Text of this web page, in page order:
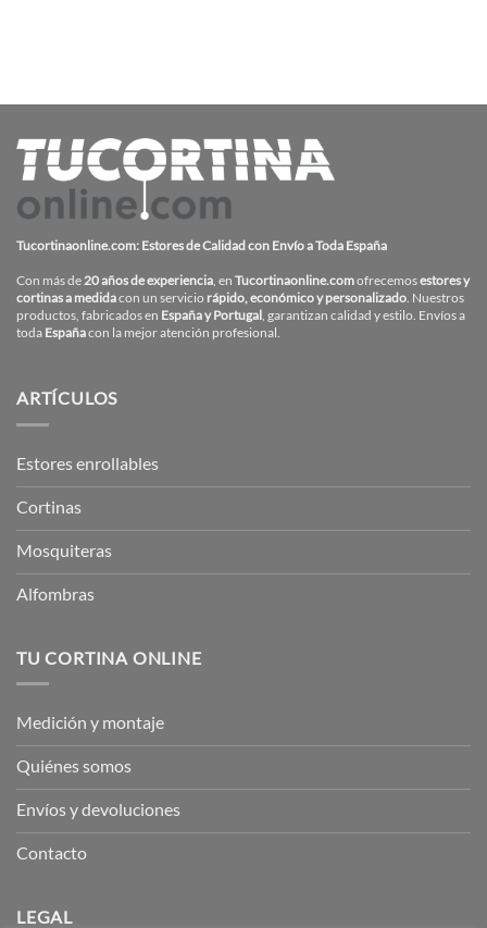
Tucortinaonline.com: Estores de Calidad con Envío a Toda España
Con más de 20 años de experiencia , en Tucortinaonline.comofrecemosestores y
cortinas a medidacon un servicio rápido, económico y personalizado . Nuestros
productos, fabricados en España y Portugal , garantizan calidad y estilo. Envíos a
toda Españacon la mejor atención profesional.
ARTÍCULOS
Estores enrollables
Cortinas
Mosquiteras
Alfombras
TU CORTINA ONLINE
Medición y montaje
Quiénes somos
Envíos y devoluciones
Contacto
LEGAL